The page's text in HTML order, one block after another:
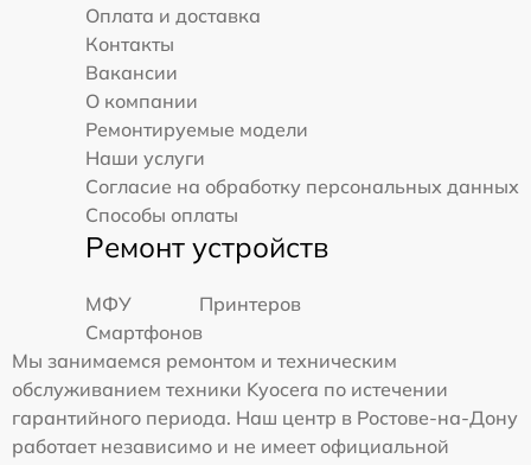
Оплата и доставка
Контакты
Вакансии
О компании
Ремонтируемые модели
Наши услуги
Согласие на обработку персональных данных
Способы оплаты
Ремонт устройств
МФУ
Принтеров
Смартфонов
Мы занимаемся ремонтом и техническим
обслуживанием техники Kyocera по истечении
гарантийного периода. Наш центр в Ростове-на-Дону
работает независимо и не имеет официальной